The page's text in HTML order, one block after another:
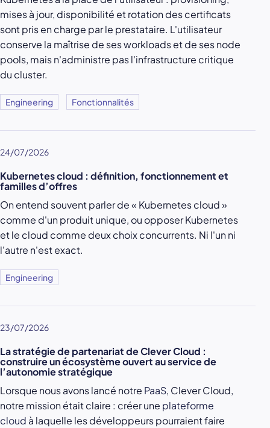
mises à jour, disponibilité et rotation des certificats
sont pris en charge par le prestataire. L'utilisateur
conserve la maîtrise de ses workloads et de ses node
pools, mais n'administre pas l'infrastructure critique
du cluster.
Engineering Fonctionnalités
24/07/2026
Kubernetes cloud : définition, fonctionnement et
familles d’offres
On entend souvent parler de « Kubernetes cloud »
comme d'un produit unique, ou opposer Kubernetes
et le cloud comme deux choix concurrents. Ni l'un ni
l'autre n'est exact.
Engineering
23/07/2026
La stratégie de partenariat de Clever Cloud :
construire un écosystème ouvert au service de
l’autonomie stratégique
Lorsque nous avons lancé notre PaaS, Clever Cloud,
notre mission était claire : créer une plateforme
cloud à laquelle les développeurs pourraient faire